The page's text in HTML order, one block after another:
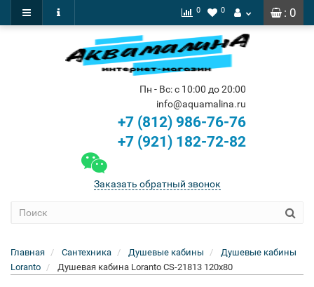
: 0
0 0
Пн - Вс: с 10:00 до 20:00
info@aquamalina.ru
+7 (812) 986-76-76
+7 (921) 182-72-82
Заказать обратный звонок
Главная Сантехника Душевые кабины
Душевые кабины
Loranto
Душевая кабина Loranto CS-21813 120x80